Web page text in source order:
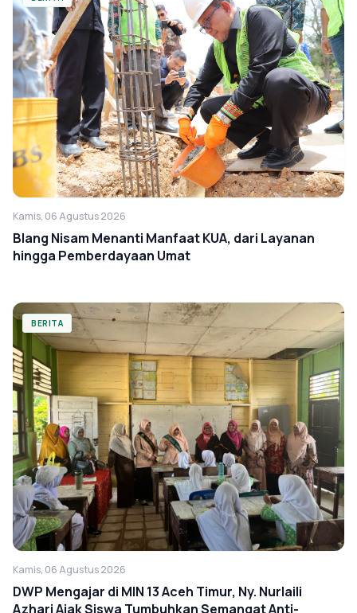
Kamis, 06 Agustus 2026
Blang Nisam Menanti Manfaat KUA, dari Layanan
hingga Pemberdayaan Umat
BERITA
Kamis, 06 Agustus 2026
DWP Mengajar di MIN 13 Aceh Timur, Ny. Nurlaili
Azhari Ajak Siswa Tumbuhkan Semangat Anti-